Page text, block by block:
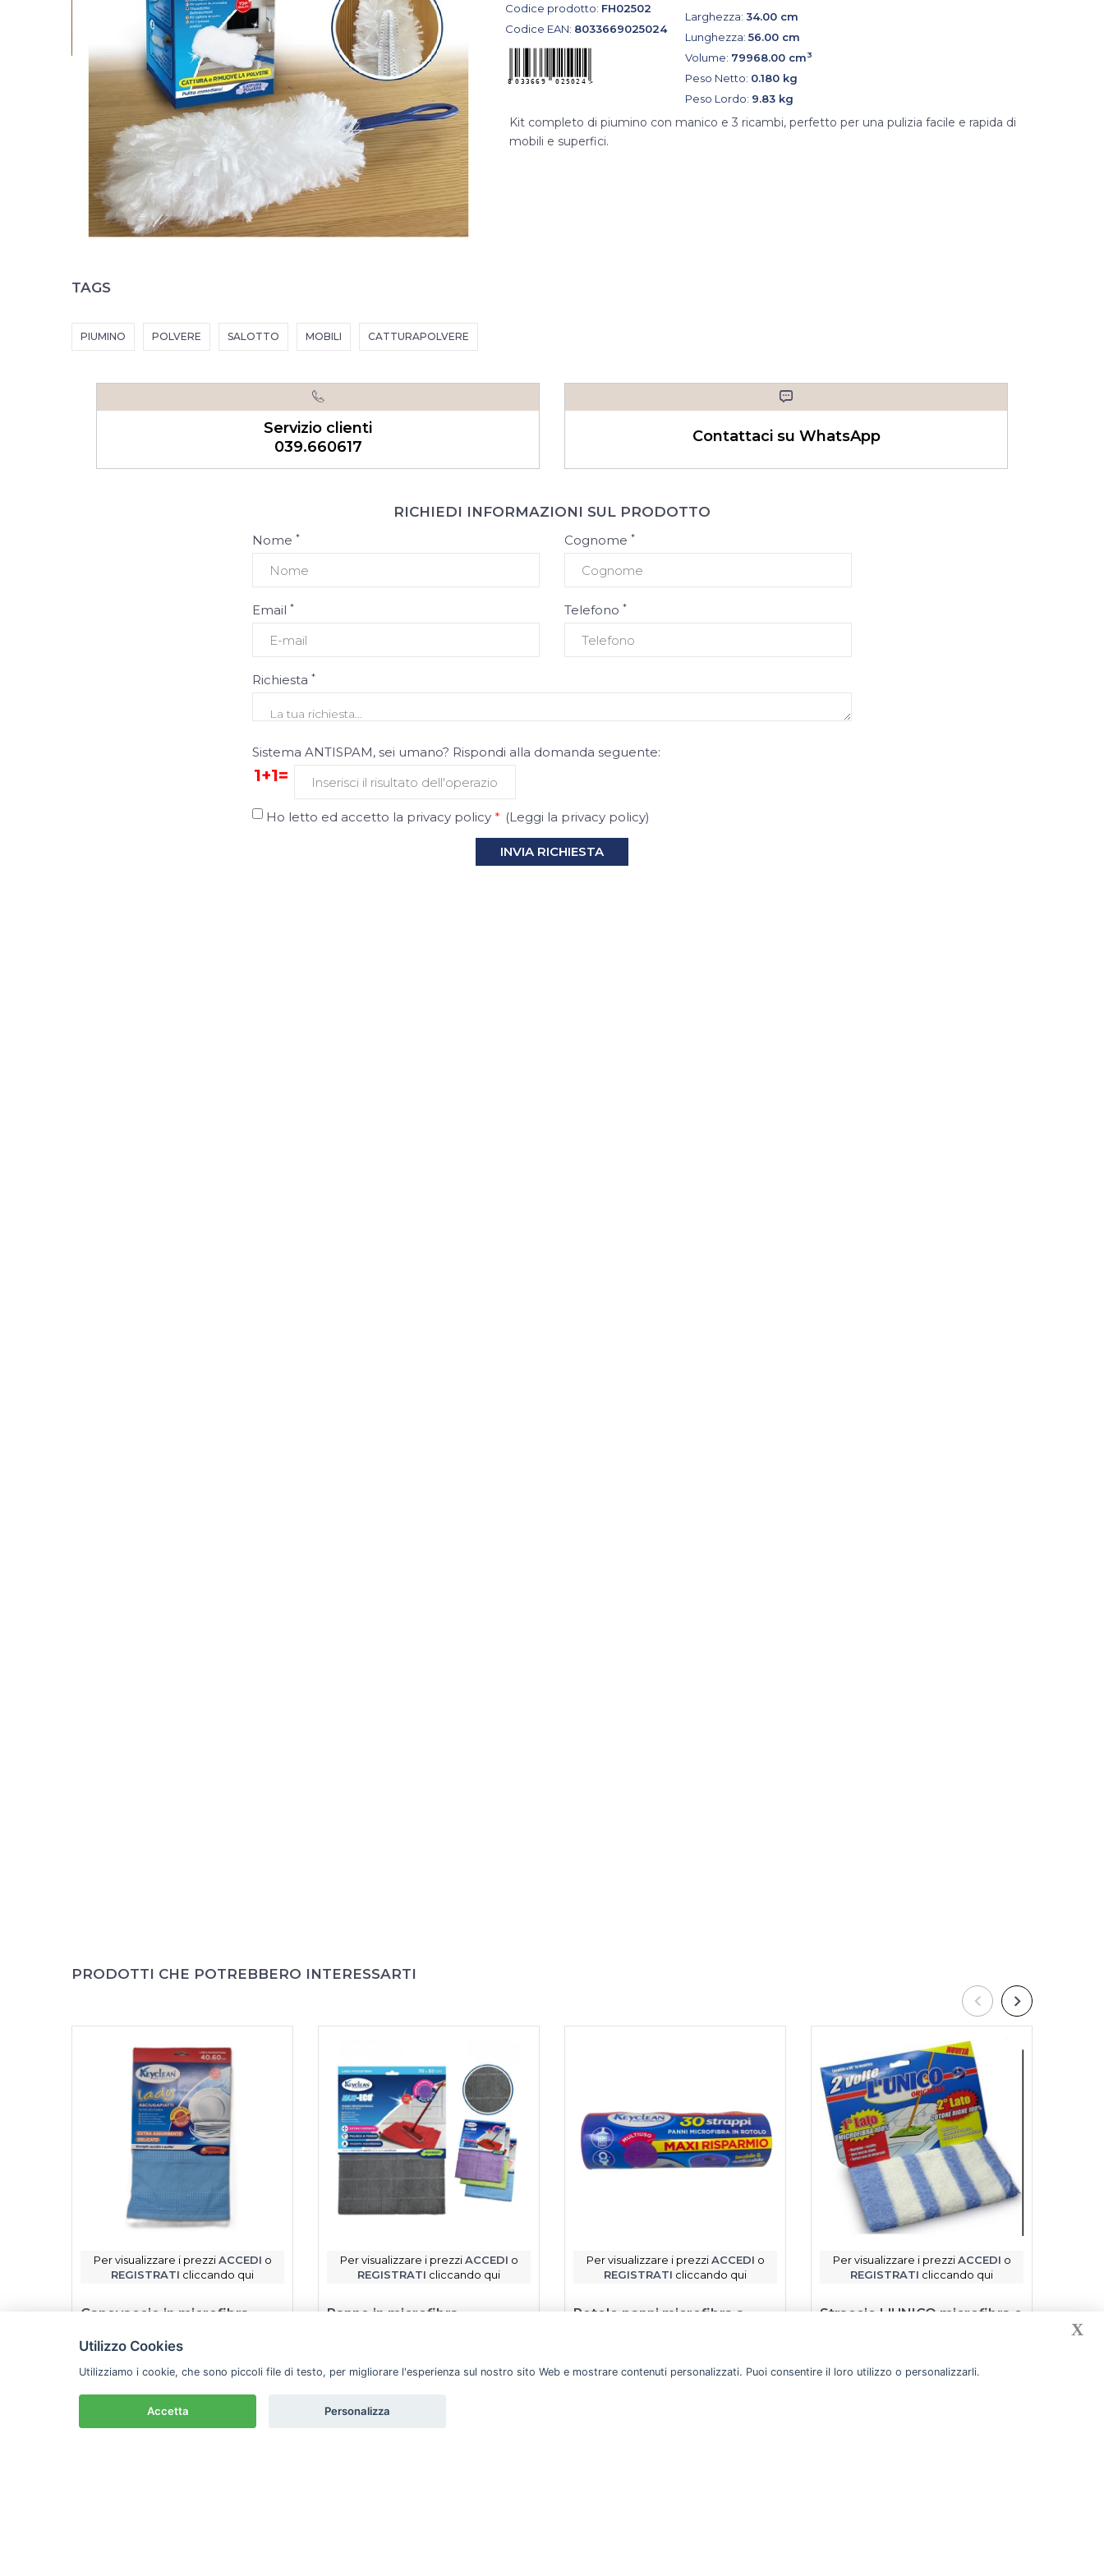
Codice prodotto: FH02502
Codice EAN: 8033669025024
Larghezza:34.00 cm
Lunghezza:56.00 cm
Volume: 79968.00 cm3
Peso Netto: 0.180 kg
Peso Lordo: 9.83 kg
Kit completo di piumino con manico e 3 ricambi, perfetto per una pulizia facile e rapida di
mobili e superfici.
TAGS
PIUMINO POLVERE SALOTTO MOBILI CATTURAPOLVERE
Servizio clienti
039.660617
Contattaci su WhatsApp
RICHIEDI INFORMAZIONI SUL PRODOTTO
Nome * Cognome *
Email * Telefono *
Richiesta *
Sistema ANTISPAM, sei umano? Rispondi alla domanda seguente:
1+1=
Ho letto ed accetto la privacy policy * (Leggi la privacy policy)
INVIA RICHIESTA
PRODOTTI CHE POTREBBERO INTERESSARTI
Per visualizzare i prezziACCEDI o
REGISTRATI cliccando qui
Canovaccio in microfibra
Bib
Per visualizzare i prezziACCEDI o
REGISTRATI cliccando qui
Panno in microfibra
Bib
Per visualizzare i prezziACCEDI o
REGISTRATI cliccando qui
Rotolo panni microfibra a
Keyclean
Per visualizzare i prezziACCEDI o
REGISTRATI cliccando qui
Straccio L'UNICO microfibra e
Unico
Utilizzo Cookies
Utilizziamo i cookie, che sono piccoli file di testo, per migliorare l'esperienza sul nostro sito Web e mostrare contenuti personalizzati. Puoi consentire il loro utilizzo o personalizzarli.
Accetta
X
Personalizza